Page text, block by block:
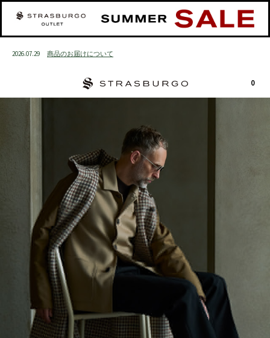
2026.07.29 商品のお届けについて
SEARCH LOGINカート
0